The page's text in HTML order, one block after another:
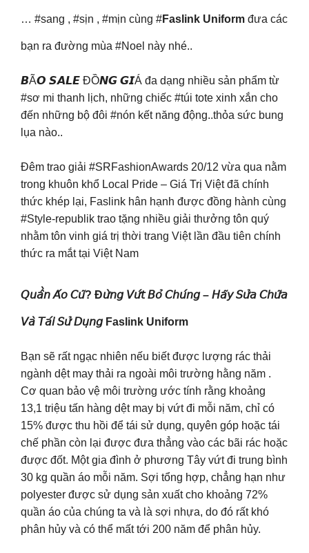
… #sang , #sịn , #mịn cùng #Faslink Uniform đưa các
bạn ra đường mùa #Noel này nhé..
𝘽Ã𝙊 𝙎𝘼𝙇𝙀 ĐỒ𝙉𝙂 𝙂𝙄Á đa dạng nhiều sản phẩm từ
#sơ mi thanh lịch, những chiếc #túi tote xinh xắn cho
đến những bộ đôi #nón kết năng động..thỏa sức bung
lụa nào..
Đêm trao giải #SRFashionAwards 20/12 vừa qua nằm
trong khuôn khổ Local Pride – Giá Trị Việt đã chính
thức khép lại, Faslink hân hạnh được đồng hành cùng
#Style-republik trao tặng nhiều giải thưởng tôn quý
nhằm tôn vinh giá trị thời trang Việt lần đầu tiên chính
thức ra mắt tại Việt Nam
𝘘𝘶𝘢̂̀𝘯 𝘈́𝘰 𝘊𝘶̃? Đ𝘶̛̀𝘯𝘨 𝘝𝘶̛́𝘵 𝘉𝘰̉ 𝘊𝘩𝘶́𝘯𝘨 – 𝘏𝘢̃𝘺 𝘚𝘶̛̉𝘢 𝘊𝘩𝘶̛̃𝘢
𝘝𝘢̀ 𝘛𝘢́𝘪 𝘚𝘶̛̉ 𝘋𝘶̣𝘯𝘨 Faslink Uniform
Bạn sẽ rất ngạc nhiên nếu biết được lượng rác thải
ngành dệt may thải ra ngoài môi trường hằng năm .
Cơ quan bảo vệ môi trường ước tính rằng khoảng
13,1 triệu tấn hàng dệt may bị vứt đi mỗi năm, chỉ có
15% được thu hồi để tái sử dụng, quyên góp hoặc tái
chế phần còn lại được đưa thẳng vào các bãi rác hoặc
được đốt. Một gia đình ở phương Tây vứt đi trung bình
30 kg quần áo mỗi năm. Sợi tổng hợp, chẳng hạn như
polyester được sử dụng sản xuất cho khoảng 72%
quần áo của chúng ta và là sợi nhựa, do đó rất khó
phân hủy và có thể mất tới 200 năm để phân hủy.